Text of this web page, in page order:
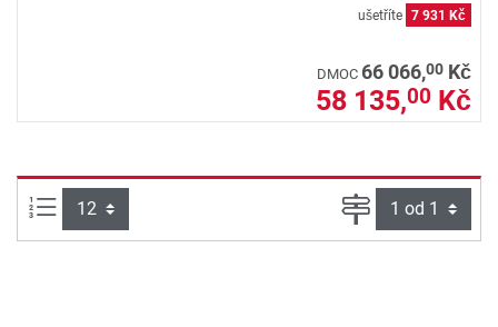
ušetříte 7 931 Kč
DMOC 66 066,00 Kč
58 135,00 Kč
Počet výrobků na straně: Strana